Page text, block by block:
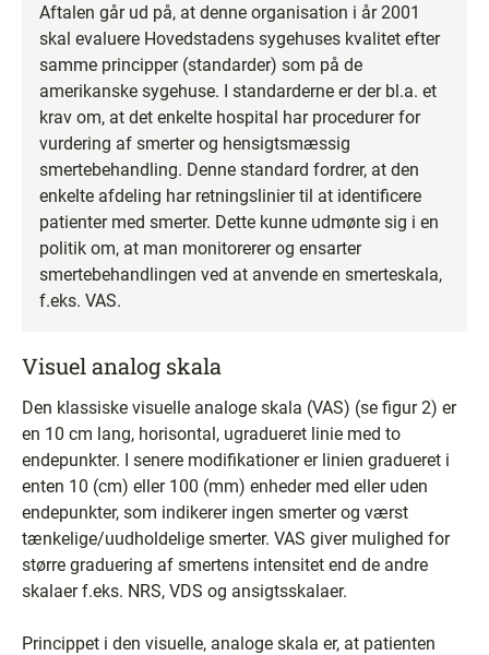
Aftalen går ud på, at denne organisation i år 2001
skal evaluere Hovedstadens sygehuses kvalitet efter
samme principper (standarder) som på de
amerikanske sygehuse. I standarderne er der bl.a. et
krav om, at det enkelte hospital har procedurer for
vurdering af smerter og hensigtsmæssig
smertebehandling. Denne standard fordrer, at den
enkelte afdeling har retningslinier til at identificere
patienter med smerter. Dette kunne udmønte sig i en
politik om, at man monitorerer og ensarter
smertebehandlingen ved at anvende en smerteskala,
f.eks. VAS.
Visuel analog skala
Den klassiske visuelle analoge skala (VAS) (se figur 2) er
en 10 cm lang, horisontal, ugradueret linie med to
endepunkter. I senere modifikationer er linien gradueret i
enten 10 (cm) eller 100 (mm) enheder med eller uden
endepunkter, som indikerer ingen smerter og værst
tænkelige/uudholdelige smerter. VAS giver mulighed for
større graduering af smertens intensitet end de andre
skalaer f.eks. NRS, VDS og ansigtsskalaer.
Princippet i den visuelle, analoge skala er, at patienten